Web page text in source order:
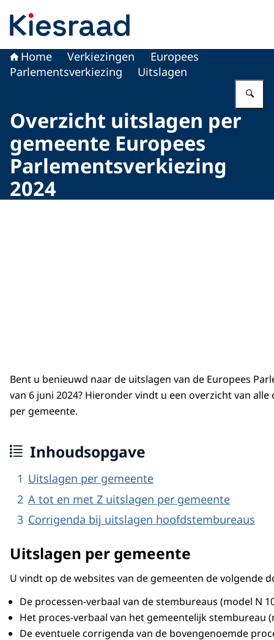
Home Verkiezingen
Europees
Parlementsverkiezing
Uitslagen
Overzicht uitslagen per
gemeente Europees
Parlementsverkiezing
2024
Bent u benieuwd naar de uitslagen van de Europees
van 6 juni 2024? Hieronder vindt u een overzicht van
per gemeente.
Inhoudsopgave
Uitslagen per gemeente
A tot en met Z uitslagen per gemeente
Corrigenda bij uitslagen hoofdstembureaus
Uitslagen per gemeente
U vindt op de websites van de gemeenten de volgende
De processen-verbaal van de stembureaus (model N
Het proces-verbaal van het gemeentelijk stembureau
De eventuele corrigenda van de bovengenoemde